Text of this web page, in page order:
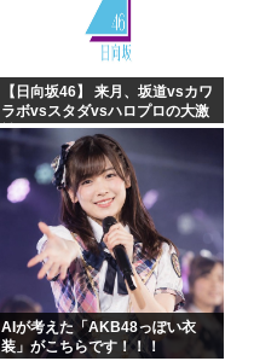
【日向坂46】 来月、坂道vsカワ
ラボvsスタダvsハロプロの大激
戦
AIが考えた「AKB48っぽい衣
装」がこちらです！！！